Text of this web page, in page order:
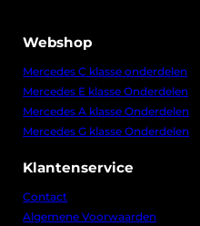
Webshop
Mercedes C klasse onderdelen
Mercedes E klasse Onderdelen
Mercedes A klasse Onderdelen
Mercedes G klasse Onderdelen
Klantenservice
Contact
Algemene Voorwaarden